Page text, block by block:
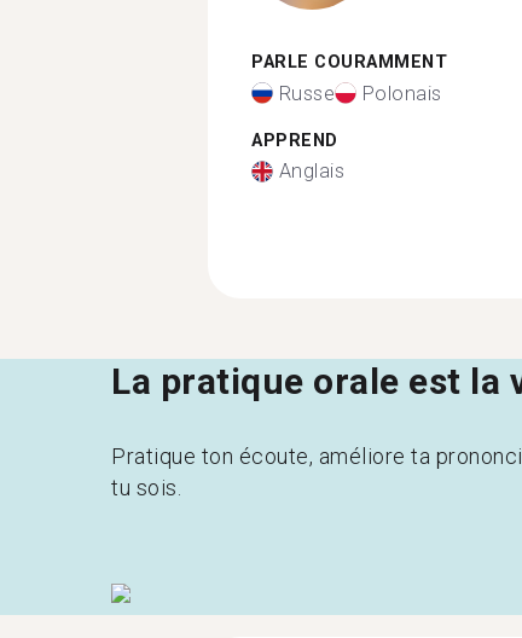
PARLE COURAMMENT
Russe Polonais
APPREND
Anglais
La pratique orale est la
Pratique ton écoute, améliore ta
tu sois.